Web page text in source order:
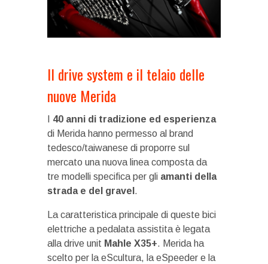
Il drive system e il telaio delle
nuove Merida
40 anni di tradizione ed esperienza
di Merida hanno permesso al brand
tedesco/taiwanese di proporre sul
mercato una nuova linea composta da
tre modelli specifica per gli amanti della
strada e del gravel .
La caratteristica principale di queste bici
elettriche a pedalata assistita è legata
alla drive unit Mahle X35+. Merida ha
scelto per la eScultura, la eSpeeder e la